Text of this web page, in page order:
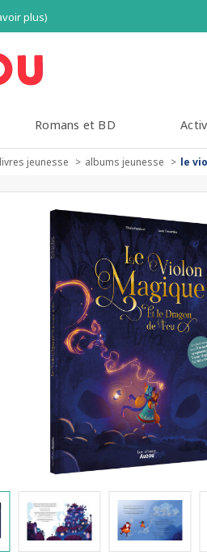
plus)
Romans et BD
livres jeunesse albums jeunesse le